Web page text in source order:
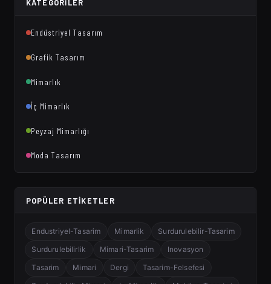
KATEGORILER
Endüstriyel Tasarım
Grafik Tasarım
Mimarlık
İç Mimarlık
Peyzaj Mimarlığı
Moda Tasarım
POPÜLER ETIKETLER
Endustriyel-Tasarim Mimarlik
Surdurulebilir-Tasarim
Surdurulebilirlik
Mimari-Tasarim
Inovasyon
Tasarim
Mimari Dergi
Tasarim-Felsefesi